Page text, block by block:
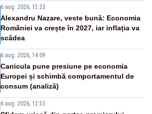
6 aug. 2026, 15:23
Alexandru Nazare, veste bună: Economia
României va crește în 2027, iar inflația va
scădea
6 aug. 2026, 14:09
Canicula pune presiune pe economia
Europei și schimbă comportamentul de
consum (analiză)
6 aug. 2026, 12:53